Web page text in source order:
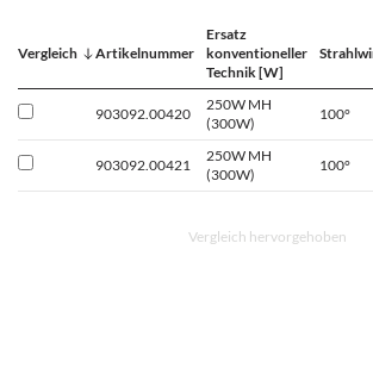
Vergleich Artikelnummer
Ersatz
konventioneller
Technik [W]
903092.00420
250W MH
(300W)
100°
903092.00421
250W MH
(300W)
100°
Vergleich hervorgehoben